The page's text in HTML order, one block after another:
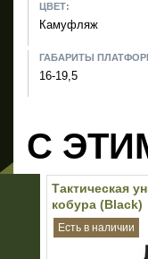
ЦВЕТ:
Камуфляж
ГАБАРИТЫ
16-19,5
С
Тактическая
кобура (Black)
Есть в наличии